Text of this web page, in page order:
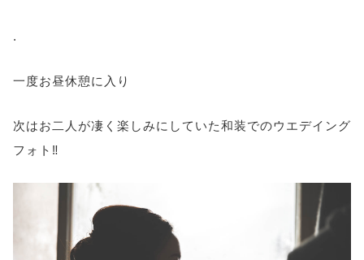
.
一度お昼休憩に入り
次はお二人が凄く楽しみにしていた和装でのウエデイング
フォト‼